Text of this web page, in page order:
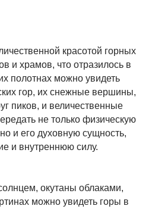
красотой горных
и храмов, что отразилось в
полотнах можно увидеть
гор, их снежные вершины,
пиков, и величественные
не только физическую
и его духовную сущность,
и внутреннюю силу.
окутаны облаками,
можно увидеть горы в